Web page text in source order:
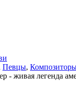
Певцы,
- живая легенда